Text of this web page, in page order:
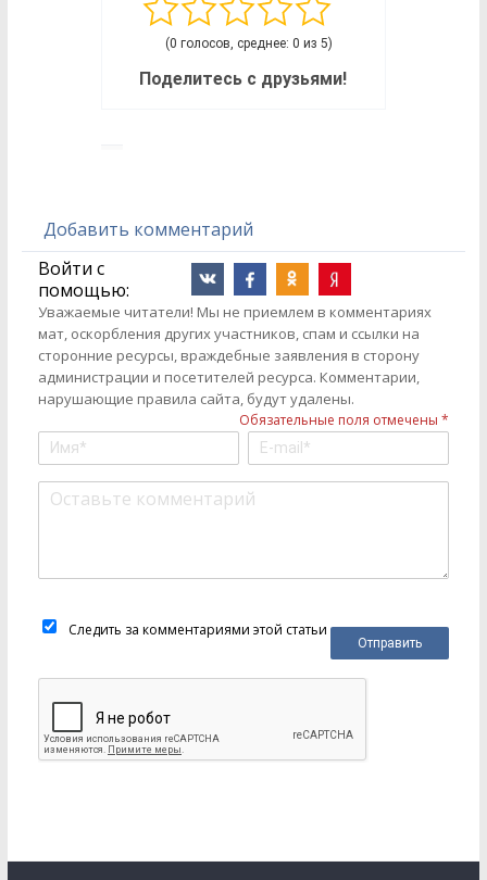
(0 голосов, среднее: 0 из 5)
Поделитесь с друзьями!
Добавить комментарий
Войти с
помощью:
Уважаемые читатели! Мы не приемлем в комментариях
мат, оскорбления других участников, спам и ссылки на
сторонние ресурсы, враждебные заявления в сторону
администрации и посетителей ресурса. Комментарии,
нарушающие правила сайта, будут удалены.
Обязательные поля отмечены *
Следить за комментариями этой статьи